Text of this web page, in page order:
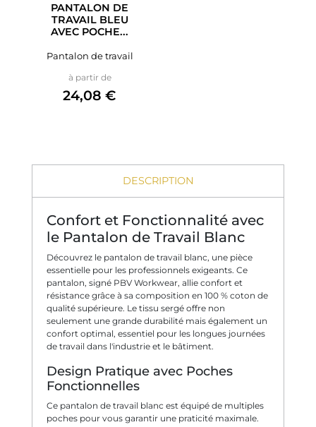
PANTALON DE
TRAVAIL BLEU
AVEC POCHE...
Pantalon de travail
à partir dePrix
24,08 €
DESCRIPTION
Confort et Fonctionnalité avec
le Pantalon de Travail Blanc
Découvrez le pantalon de travail blanc, une pièce
essentielle pour les professionnels exigeants. Ce
pantalon, signé PBV Workwear, allie confort et
résistance grâce à sa composition en 100 % coton de
qualité supérieure. Le tissu sergé offre non
seulement une grande durabilité mais également un
confort optimal, essentiel pour les longues journées
de travail dans l'industrie et le bâtiment.
Design Pratique avec Poches
Fonctionnelles
Ce pantalon de travail blanc est équipé de multiples
poches pour vous garantir une praticité maximale.